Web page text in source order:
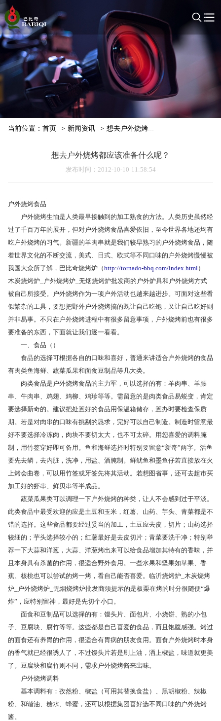
当前位置： 首页 > 新闻资讯 > 想去户外烧烤都应该准备什么呢？
想去户外烧烤都应该准备什么呢？
发布时间 ：2012-10-10 11:58:54
户外烧烤食品
户外烧烤生怕是人类最早接触到的加工熟食的方法。人类历史虽然经
过了千百万年的展开，但对户外烧烤食品喜爱依旧，至今世界各地还均有
吃户外烧烤的习气。新疆的羊肉串就是我们较早熟习的户外烧烤食品，随
着世界文化的不断交流，美式、日式、欧式等不同口味的户外烧烤慢慢被
我国大众所了解，巴比奇烧烤炉（http://tornado-bbq.com/index.html ）_
木炭烧烤炉_户外烧烤炉_无烟烧烤炉批发商的户外炉具和户外烧烤方式
被自己所接受。户外烧烤作为一项户外活动也越来越进步。可面对这些看
似繁杂的工具，要想把野外户外烧烤搞的既让自己吃饱，又让自己吃好则
并非易事。不只在户外烧烤进程中有很多留意事项，户外烧烤前也有很多
要准备的东西，下面就让我们逐一看看。
一、食品（）
食品的选择可根据各自的口味和喜好，普通来讲适合户外烧烤的食品
有肉类鱼海鲜、蔬菜瓜果和面食豆制品等几大类。
肉类食品是户外烧烤食品的主力军，可以选择的有：羊肉串、羊腰
串、牛肉串、鸡翅、鸡柳、鸡珍等等。需留意的是肉类食品易蜕变，肯定
要选择新奇的。建议把处置好的食品用保温箱储存，置办时要检查保质
期。若是对肉串的口味有挑剔的恳求，完好可以自己制造。制造时留意最
好不要选择冷冻肉，肉块不要切太大，也不可太碎。用您喜爱的调料腌
制，用竹签穿好即可备用。鱼和海鲜选择时特别要留意“新奇”两字。活鱼
要先去鳞，去内脏，洗净，用盐、酒腌制。鲜鱿鱼和墨鱼仔若直接放在火
上烤会曲卷，可以用竹签或牙签先将其活动。若想图省事，还可去超市买
加工好的虾串、鲜贝串等半成品。
蔬菜瓜果类可以调理一下户外烧烤的种类，让人不会感到过于平淡。
此类食品中最受欢迎的应是土豆和玉米，红薯、山药、芋头、青菜都是不
错的选择。这些食品都要经过妥当的加工，土豆应去皮，切片；山药选择
较细的；芋头选择较小的；红薯最好是去皮切片；青菜要洗干净；特别举
荐一下大蒜和洋葱，大蒜、洋葱烤出来可以给食品增加其特有的香味，并
且本身具有杀菌的作用，很适合野外食用。一些水果和坚果如苹果、香
蕉、核桃也可以尝试的烤一烤，看自己能否喜爱。临沂烧烤炉_木炭烧烤
炉_户外烧烤炉_无烟烧烤炉批发商须提示的是板栗在烤的时分很随便“爆
炸”，应特别留神，最好是先切个小口。
面食和豆制品可以选择的有：馒头片、面包片、小烧饼、熟的小包
子、豆腐块、腐竹等等。这些都是自己喜爱的食品，而且饱腹感强。烤过
的面食还有养胃的作用，很适合有胃病的朋友食用。面食户外烧烤时本身
的香气就已经很诱人了，不过馒头片若是刷上油，洒上椒盐，味道就更美
了。豆腐块和腐竹则不同，需求户外烧烤酱来出味。
户外烧烤调料
基本调料有：孜然粉、椒盐（可用其替换食盐）、黑胡椒粉、辣椒
粉、和谐油、糖水、蜂蜜，还可以根据集团喜好选不同口味的户外烧烤
酱。